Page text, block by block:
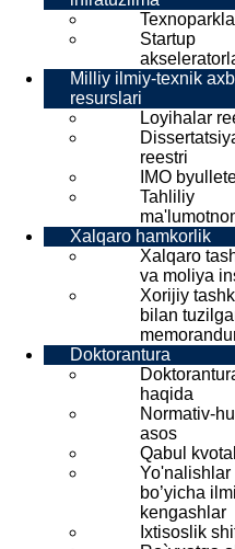
Startup
Milliy ilmiy-texnik
resurslari
Loyihalar
reestri
IMO
Tahliliy
Xalqaro hamkorlik
Xalqaro
va moliya
Xorijiy
bilan
Doktorantura
haqida
Normativ-
asos
Qabul
Yo'nalishlar
bo’yicha
kengashlar
Ixtisoslik